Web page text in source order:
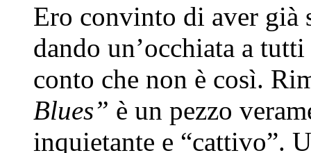
Ero convinto di aver già
dando un’occhiata a
conto che non è così.
Blues” è un pezzo
inquietante e “cattivo”.